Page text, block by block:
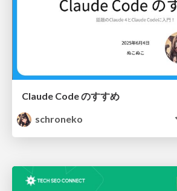
Claude Code のすすめ
schroneko